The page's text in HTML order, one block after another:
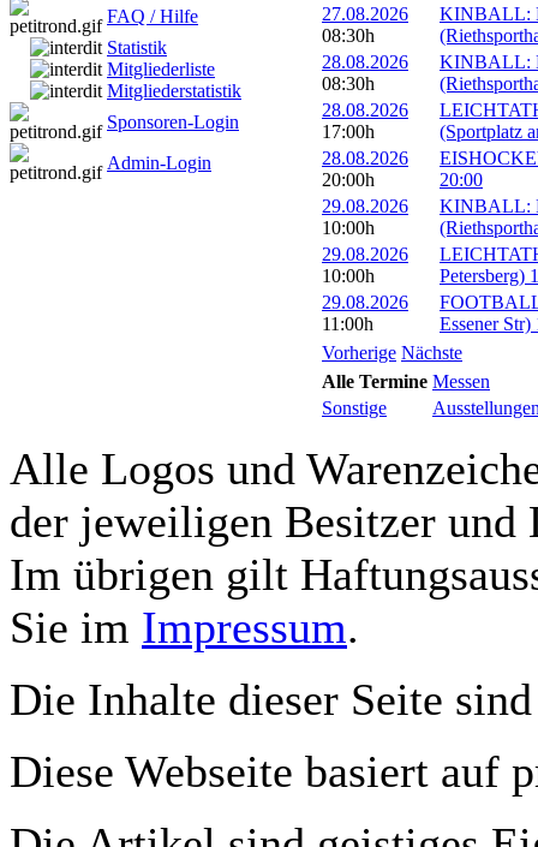
FAQ / Hilfe
Statistik
Mitgliederliste
Mitgliederstatistik
Sponsoren-Login
Admin-Login
27.08.2026
08:30h
KINBALL:
28.08.2026
08:30h
KINBALL:
28.08.2026
17:00h
(Sportplatz
28.08.2026
20:00h
20:00
29.08.2026
10:00h
KINBALL:
29.08.2026
10:00h
Petersberg)
29.08.2026
11:00h
Essener Str)
Vorherige Nächste
Alle Termine Messen
Sonstige
Alle Logos und
der jeweiligen Besitzer und
Im übrigen gilt
Sie im Impressum.
Die Inhalte dieser Seite
Diese Webseite basiert auf